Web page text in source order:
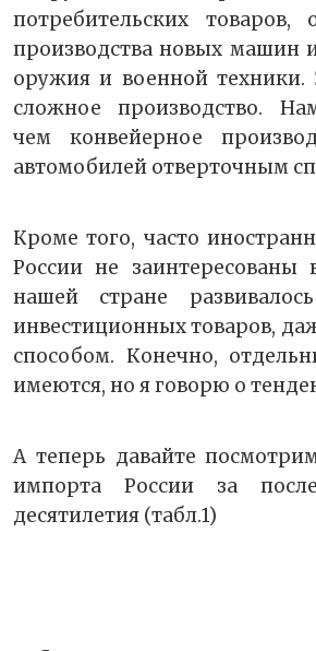
потребительских товаров,
производства новых машин
оружия и военной техники.
сложное производство.
чем конвейерное
автомобилей отверточным
Кроме того, часто
России не
нашей стране
инвестиционных товаров,
способом. Конечно,
имеются, но я говорю о
А теперь давайте
импорта России за
десятилетия (табл.1)